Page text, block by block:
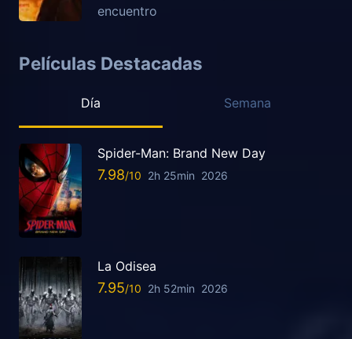
encuentro
Películas Destacadas
Día Semana
Spider-Man: Brand New Day
7.98 2h 25min 2026
La Odisea
7.95 2h 52min 2026